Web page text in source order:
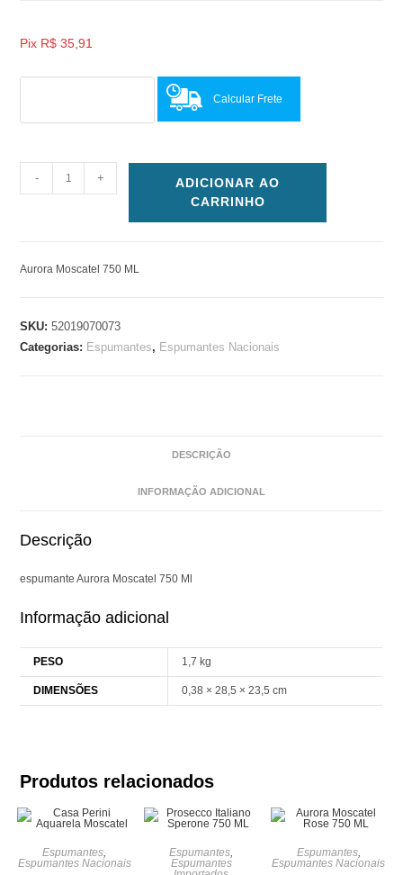
Pix R$ 35,91
Calcular Frete
- +
ADICIONAR AO
CARRINHO
Aurora Moscatel 750 ML
SKU:52019070073
Categorias: Espumantes, Espumantes Nacionais
DESCRIÇÃO
INFORMAÇÃO ADICIONAL
Descrição
espumante Aurora Moscatel 750 Ml
Informação adicional
PESO 1,7 kg
DIMENSÕES 0,38 × 28,5 × 23,5 cm
Produtos relacionados
Espumantes,
Espumantes Nacionais
Espumantes,
Espumantes
Espumantes,
Espumantes Nacionais